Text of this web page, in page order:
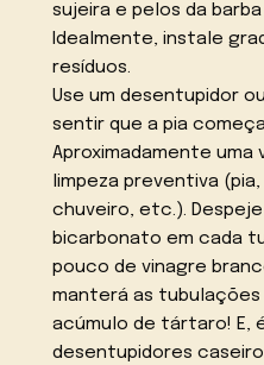
sujeira e pelos da
Idealmente, instale
resíduos.
Use um desentupidor
sentir que a pia
Aproximadamente uma
limpeza preventiva
chuveiro, etc.).
bicarbonato em cada
pouco de vinagre
manterá as tubulações
acúmulo de tártaro! E,
desentupidores